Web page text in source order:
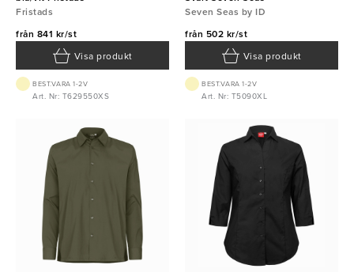
Fristads
från 841 kr/st
Visa produkt
BEST.VARA 1-2V
Art. Nr: T629550XS
Seven Seas by ID
från 502 kr/st
Visa produkt
BEST.VARA 1-2V
Art. Nr: T5090XL